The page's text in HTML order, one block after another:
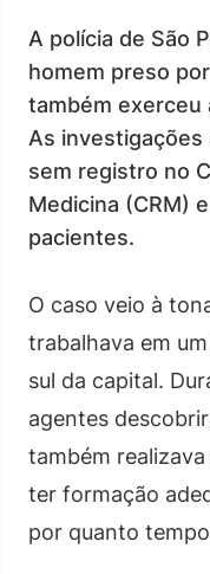
A polícia de São
homem preso
também exerceu
As investigações
sem registro no
Medicina (CRM)
pacientes.
O caso veio à
trabalhava em
sul da capital.
agentes
também
ter formação
por quanto